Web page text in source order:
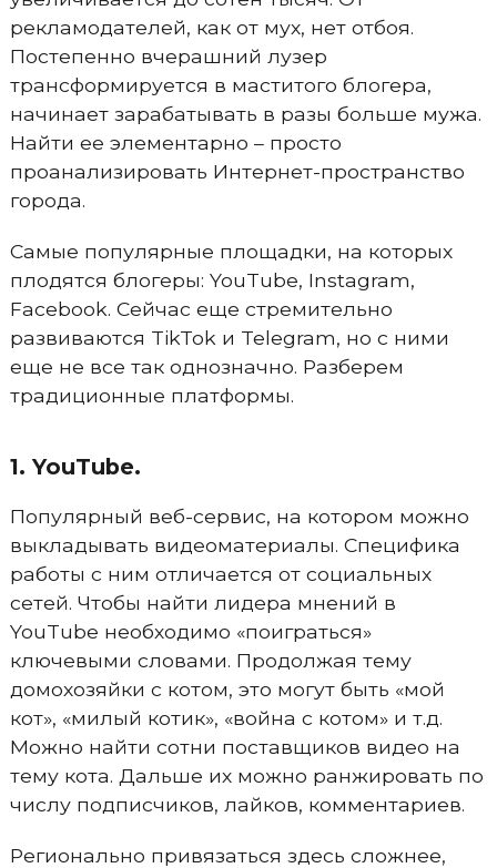
рекламодателей, как от мух, нет отбоя.
Постепенно вчерашний лузер
трансформируется в маститого блогера,
начинает зарабатывать в разы больше мужа.
Найти ее элементарно – просто
проанализировать Интернет-пространство
города.
Самые популярные площадки, на которых
плодятся блогеры: YouTube, Instagram,
Facebook. Сейчас еще стремительно
развиваются TikTok и Telegram, но с ними
еще не все так однозначно. Разберем
традиционные платформы.
1. YouTube.
Популярный веб-сервис, на котором можно
выкладывать видеоматериалы. Специфика
работы с ним отличается от социальных
сетей. Чтобы найти лидера мнений в
YouTube необходимо «поиграться»
ключевыми словами. Продолжая тему
домохозяйки с котом, это могут быть «мой
кот», «милый котик», «война с котом» и т.д.
Можно найти сотни поставщиков видео на
тему кота. Дальше их можно ранжировать по
числу подписчиков, лайков, комментариев.
Регионально привязаться здесь сложнее,